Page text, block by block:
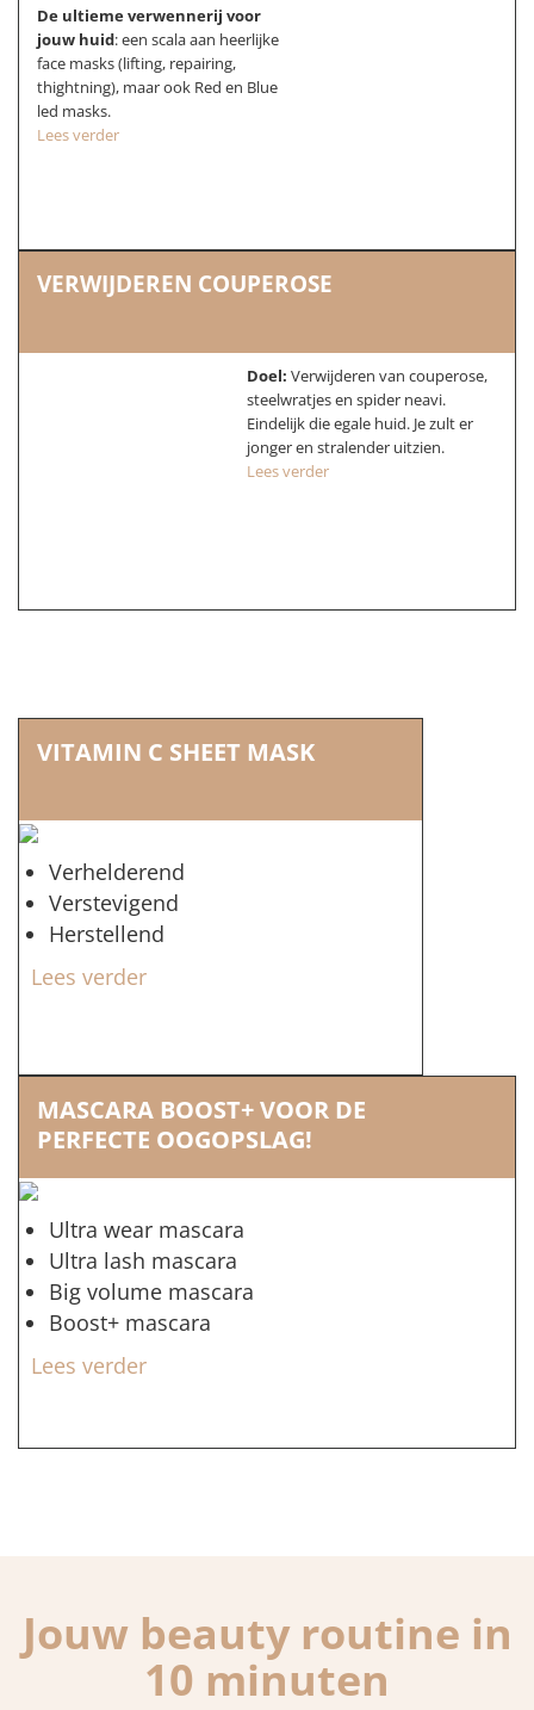
De ultieme verwennerij voor
jouw huid: een scala aan heerlijke
face masks (lifting, repairing,
thightning), maar ook Red en Blue
led masks.
Lees verder
VERWIJDEREN COUPEROSE
Doel: Verwijderen van couperose,
steelwratjes en spider neavi.
Eindelijk die egale huid. Je zult er
jonger en stralender uitzien.
Lees verder
VITAMIN C SHEET MASK
Verhelderend
Verstevigend
Herstellend
Lees verder
MASCARA BOOST+ VOOR DE
PERFECTE OOGOPSLAG!
Ultra wear mascara
Ultra lash mascara
Big volume mascara
Boost+ mascara
Lees verder
Jouw beauty routine in
10 minuten